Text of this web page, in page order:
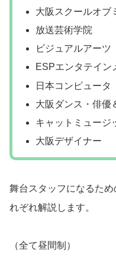
大阪スクールオブ
放送芸術学院
ビジュアルアーツ
ESPエンタテイン
日本コンピュータ
大阪ダンス・俳優
キャットミュージ
大阪デザイナー
舞台スタッフになるた
れぞれ解説します。
（全て昼間制）